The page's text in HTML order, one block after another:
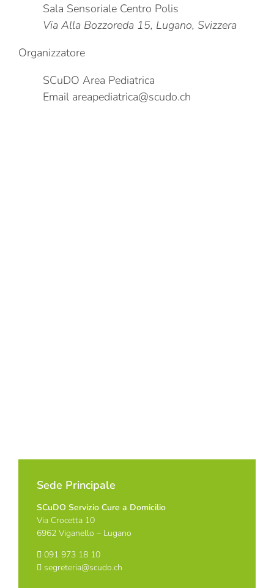
Sala Sensoriale Centro Polis
Via Alla Bozzoreda 15, Lugano, Svizzera
Organizzatore
SCuDO Area Pediatrica
Email areapediatrica@scudo.ch
Sede Principale
SCuDO Servizio Cure a Domicilio
Via Crocetta 10
6962 Viganello – Lugano
091 973 18 10
segreteria@scudo.ch